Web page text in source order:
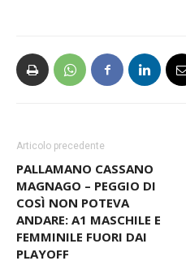
Articolo precedente
PALLAMANO CASSANO
MAGNAGO – PEGGIO DI
COSÌ NON POTEVA
ANDARE: A1 MASCHILE E
FEMMINILE FUORI DAI
PLAYOFF